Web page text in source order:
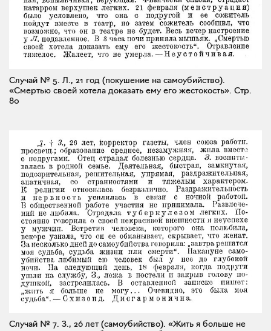
Случай № 5. Л., 21 год (покушение на самоубийство).
«Смертью своей хотела доказать ему его жестокость». Стр.
80
Случай № 7. З., 26 лет (самоубийство). «Жить я больше не